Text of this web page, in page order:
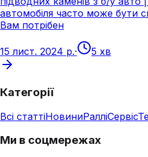
автомобіля часто може бути
Вам потрібен
15 лист. 2024 р.· 5 хв
Категорії
Всі статтіНовиниРалліСервіс
Ми в соцмережах